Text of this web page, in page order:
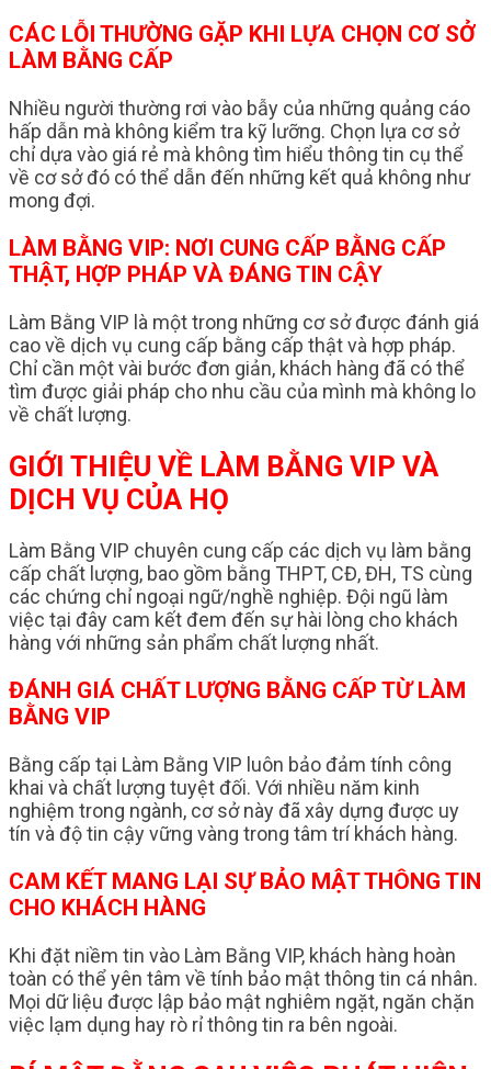
CÁC LỖI THƯỜNG GẶP KHI LỰA CHỌN CƠ SỞ
LÀM BẰNG CẤP
Nhiều người thường rơi vào bẫy của những quảng cáo
hấp dẫn mà không kiểm tra kỹ lưỡng. Chọn lựa cơ sở
chỉ dựa vào giá rẻ mà không tìm hiểu thông tin cụ thể
về cơ sở đó có thể dẫn đến những kết quả không như
mong đợi.
LÀM BẰNG VIP: NƠI CUNG CẤP BẰNG CẤP
THẬT, HỢP PHÁP VÀ ĐÁNG TIN CẬY
Làm Bằng VIP là một trong những cơ sở được đánh giá
cao về dịch vụ cung cấp bằng cấp thật và hợp pháp.
Chỉ cần một vài bước đơn giản, khách hàng đã có thể
tìm được giải pháp cho nhu cầu của mình mà không lo
về chất lượng.
GIỚI THIỆU VỀ LÀM BẰNG VIP VÀ
DỊCH VỤ CỦA HỌ
Làm Bằng VIP chuyên cung cấp các dịch vụ làm bằng
cấp chất lượng, bao gồm bằng THPT, CĐ, ĐH, TS cùng
các chứng chỉ ngoại ngữ/nghề nghiệp. Đội ngũ làm
việc tại đây cam kết đem đến sự hài lòng cho khách
hàng với những sản phẩm chất lượng nhất.
ĐÁNH GIÁ CHẤT LƯỢNG BẰNG CẤP TỪ LÀM
BẰNG VIP
Bằng cấp tại Làm Bằng VIP luôn bảo đảm tính công
khai và chất lượng tuyệt đối. Với nhiều năm kinh
nghiệm trong ngành, cơ sở này đã xây dựng được uy
tín và độ tin cậy vững vàng trong tâm trí khách hàng.
CAM KẾT MANG LẠI SỰ BẢO MẬT THÔNG TIN
CHO KHÁCH HÀNG
Khi đặt niềm tin vào Làm Bằng VIP, khách hàng hoàn
toàn có thể yên tâm về tính bảo mật thông tin cá nhân.
Mọi dữ liệu được lập bảo mật nghiêm ngặt, ngăn chặn
việc lạm dụng hay rò rỉ thông tin ra bên ngoài.